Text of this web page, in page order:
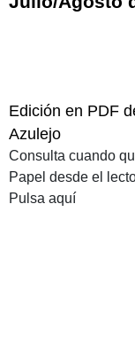
Edición en PDF
Azulejo
Consulta cuando
Papel desde el
Pulsa aquí